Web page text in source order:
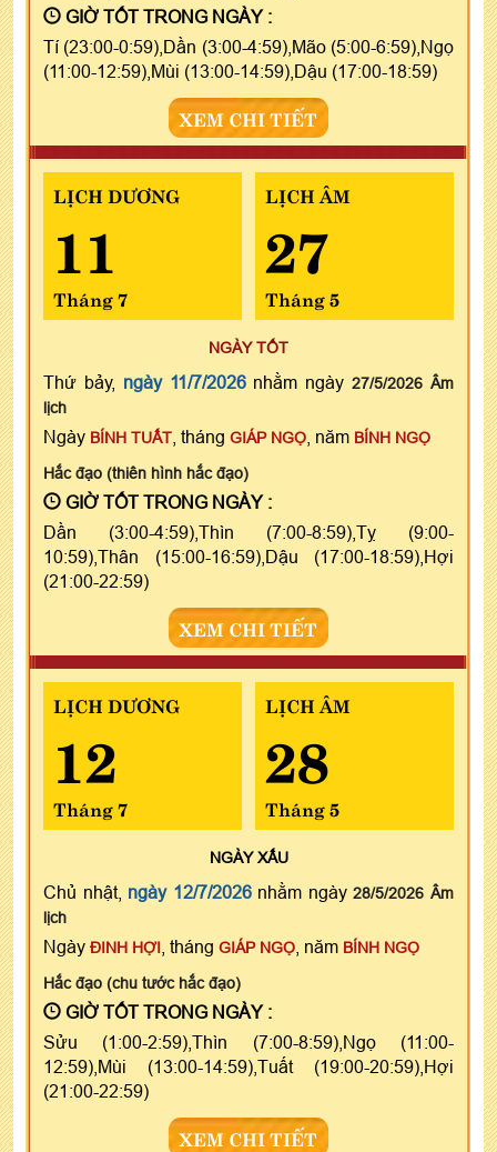
GIỜ TỐT TRONG NGÀY :
Tí (23:00-0:59),Dần (3:00-4:59),Mão (5:00-6:59),Ngọ
(11:00-12:59),Mùi (13:00-14:59),Dậu (17:00-18:59)
XEM CHI TIẾT
LỊCH DƯƠNG
11
Tháng 7
LỊCH ÂM
27
Tháng 5
NGÀY TỐT
Thứ bảy, ngày 11/7/2026nhằm ngày27/5/2026 Âm
lịch
Ngày BÍNH TUẤT , tháng GIÁP NGỌ , năm BÍNH NGỌ
Hắc đạo (thiên hình hắc đạo)
GIỜ TỐT TRONG NGÀY :
Dần (3:00-4:59),Thìn (7:00-8:59),Tỵ (9:00-
10:59),Thân (15:00-16:59),Dậu (17:00-18:59),Hợi
(21:00-22:59)
XEM CHI TIẾT
LỊCH DƯƠNG
12
Tháng 7
LỊCH ÂM
28
Tháng 5
NGÀYXẤU
Chủ nhật, ngày 12/7/2026nhằm ngày28/5/2026 Âm
lịch
Ngày ĐINH HỢI , tháng GIÁP NGỌ , năm BÍNH NGỌ
Hắc đạo (chu tước hắc đạo)
GIỜ TỐT TRONG NGÀY :
Sửu (1:00-2:59),Thìn (7:00-8:59),Ngọ (11:00-
12:59),Mùi (13:00-14:59),Tuất (19:00-20:59),Hợi
(21:00-22:59)
XEM CHI TIẾT